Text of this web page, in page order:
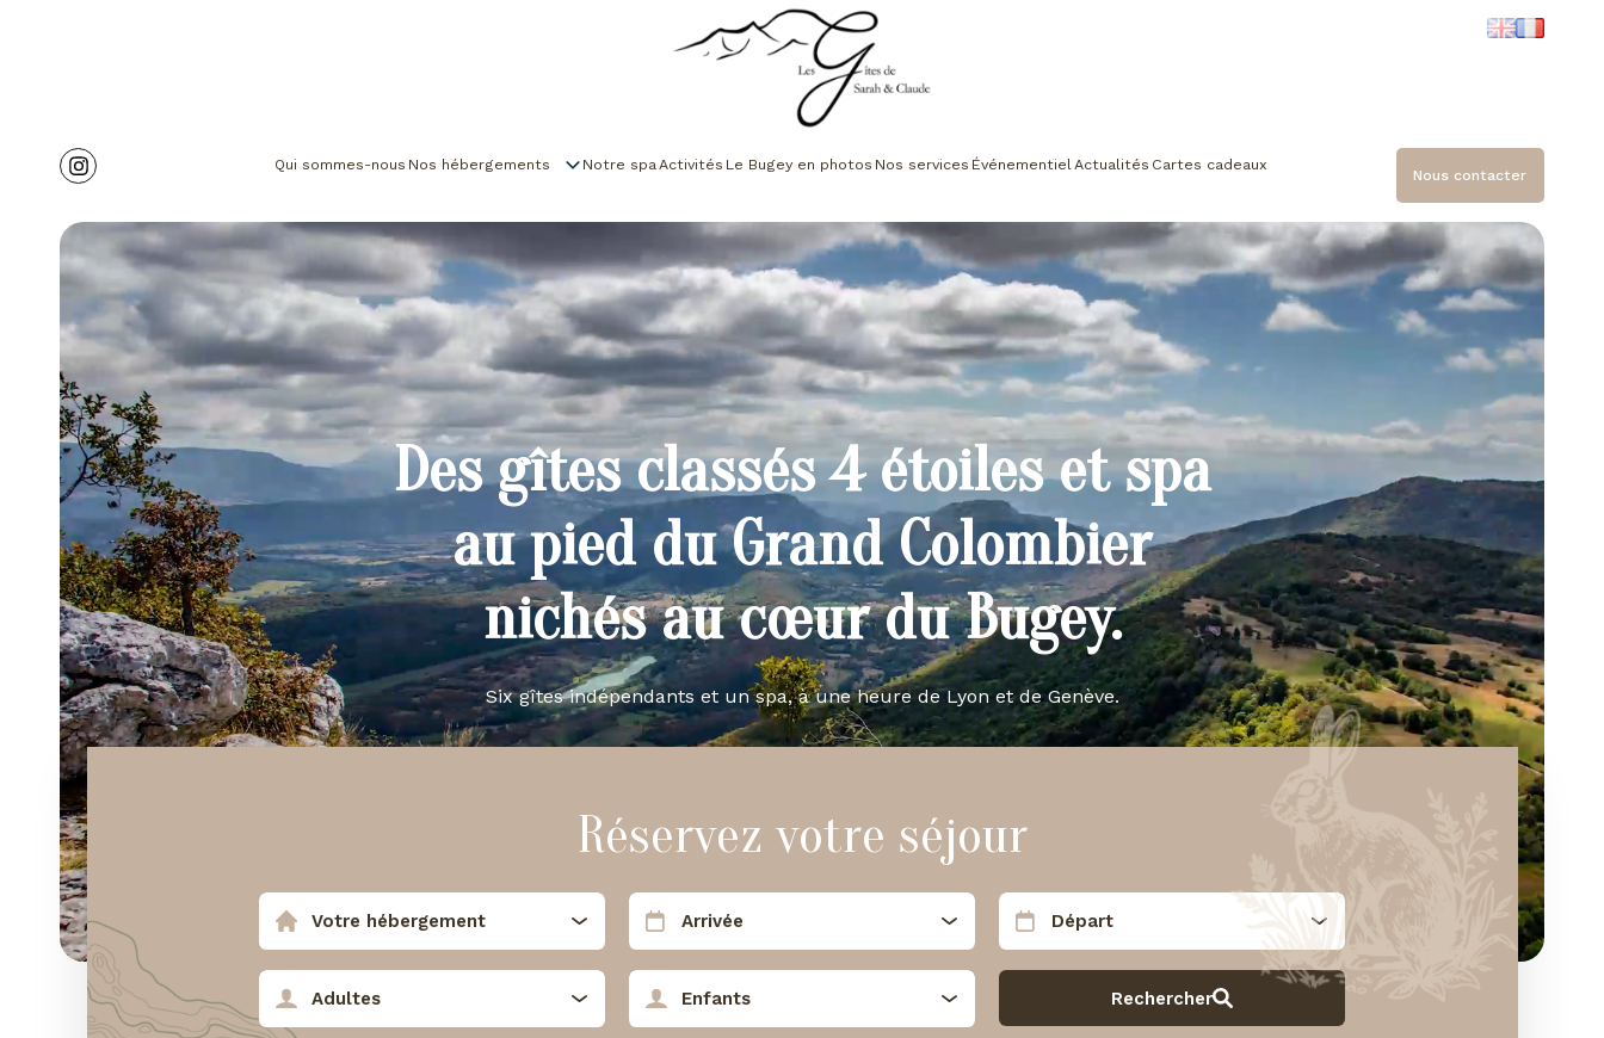
Qui sommes-nous Nos hébergements Notre spaActivités Le Bugey en photos Nos services ÉvénementielActualités Cartes cadeaux
Nous contacter
Des gîtes classés 4 étoiles et spa
au pied du Grand Colombier
nichés au cœur du Bugey.
Six gîtes indépendants et un spa, à une heure de Lyon et de Genève.
Réservez votre séjour